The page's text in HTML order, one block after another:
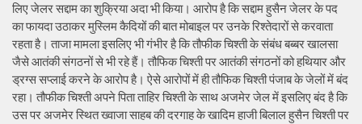
लिए जेलर सद्दाम का शुक्रिया अदा भी किया। आरोप है कि सद्दाम हुसैन जेलर के पद
का फायदा उठाकर मुस्लिम कैदियों की बात मोबाइल पर उनके रिश्तेदारों से करवाता
रहता है। ताजा मामला इसलिए भी गंभीर है कि तौफीक चिश्ती के संबंध बब्बर खालसा
जैसे आतंकी संगठनों से भी रहे हैं। तौफिक चिश्ती पर आतंकी संगठनों को हथियार और
ड्रग्स सप्लाई करने के आरोप है। ऐसे आरोपों में ही तौफिक चिश्ती पंजाब के जेलों में बंद
रहा। तौफीक चिश्ती अपने पिता ताहिर चिश्ती के साथ अजमेर जेल में इसलिए बंद है कि
उस पर अजमेर स्थित ख्वाजा साहब की दरगाह के खादिम हाजी बिलाल हुसैन चिश्ती पर